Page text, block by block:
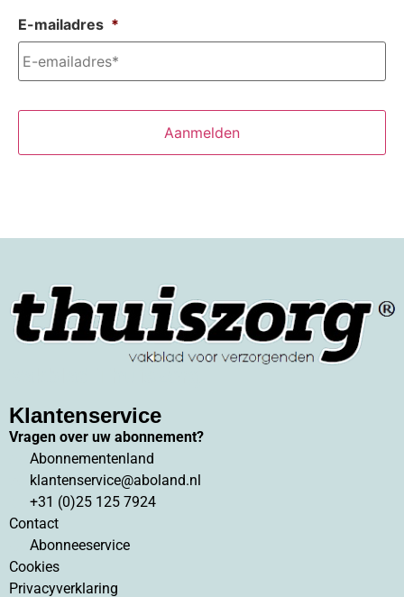
E-mailadres *
Klantenservice
Vragen over uw abonnement?
Abonnementenland
klantenservice@aboland.nl
+31 (0)25 125 7924
Contact
Abonneeservice
Cookies
Privacyverklaring